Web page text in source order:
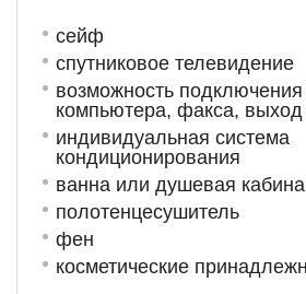
сейф
спутниковое телевидение
возможность
компьютера, факса, выход
индивидуальная система
кондиционирования
ванна или душевая кабина
полотенцесушитель
фен
косметические